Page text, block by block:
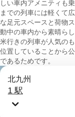
しい車内アメニティも
までの列車には軽くて
な足元スペースと荷物
動中の車内から素晴ら
米行きの列車が人気の
位置していることから
であるためです。
北九州
1 駅